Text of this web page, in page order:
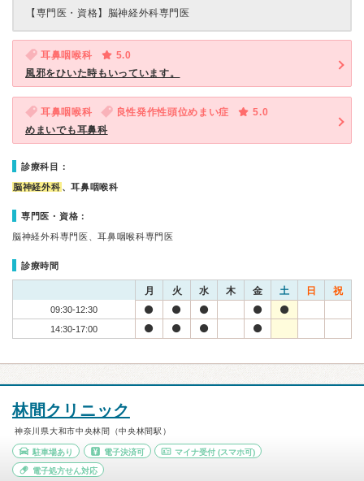
【専門医・資格】 脳神経外科専門医
耳鼻咽喉科
5.0
風邪をひいた時もいっています。
耳鼻咽喉科 良性発作性頭位めまい症
5.0
めまいでも耳鼻科
診療科目：
脳神経外科 、耳鼻咽喉科
専門医・資格：
脳神経外科専門医、耳鼻咽喉科専門医
診療時間
月 火 水 木 金 土 日 祝
09:30-12:30
14:30-17:00
林間クリニック
神奈川県大和市中央林間（中央林間駅）
駐車場あり 電子決済可 マイナ受付 (スマホ可)
電子処方せん対応